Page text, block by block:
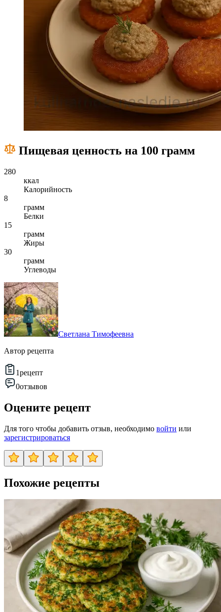
Пищевая ценность на 100 грамм
280
ккал
Калорийность
8
грамм
Белки
15
грамм
Жиры
30
грамм
Углеводы
Светлана Тимофеевна
Автор рецепта
1рецепт
0отзывов
Оцените рецепт
Для того чтобы добавить отзыв, необходимо войти или
зарегистрироваться
Похожие рецепты